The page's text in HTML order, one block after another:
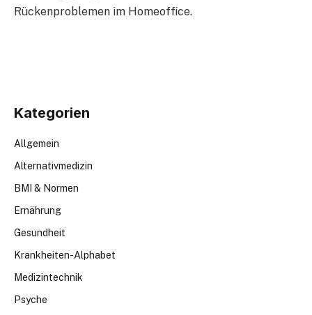
Rückenproblemen im Homeoffice.
Kategorien
Allgemein
Alternativmedizin
BMI & Normen
Ernährung
Gesundheit
Krankheiten-Alphabet
Medizintechnik
Psyche